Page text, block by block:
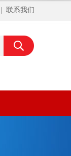
联系我们